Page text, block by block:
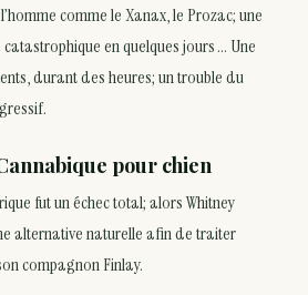
comme le Xanax, le Prozac; une
en quelques jours … Une
durant des heures; un trouble du
pour chien
fut un échec total; alors Whitney
alternative naturelle afin de traiter
compagnon Finlay.